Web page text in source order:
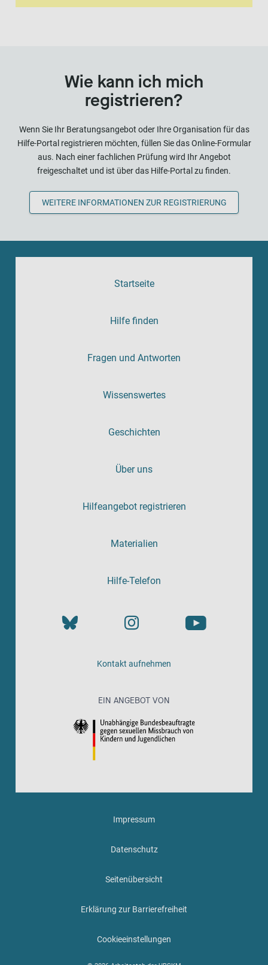
Wie kann ich mich
registrieren?
Wenn Sie Ihr Beratungsangebot oder Ihre Organisation für das
Hilfe-Portal registrieren möchten, füllen Sie das Online-Formular
aus. Nach einer fachlichen Prüfung wird Ihr Angebot
freigeschaltet und ist über das Hilfe-Portal zu finden.
WEITERE INFORMATIONEN ZUR REGISTRIERUNG
Startseite
Hilfe finden
Fragen und Antworten
Wissenswertes
Geschichten
Über uns
Hilfeangebot registrieren
Materialien
Hilfe-Telefon
Kontakt aufnehmen
EIN ANGEBOT VON
Impressum
Datenschutz
Seitenübersicht
Erklärung zur Barrierefreiheit
Cookieeinstellungen